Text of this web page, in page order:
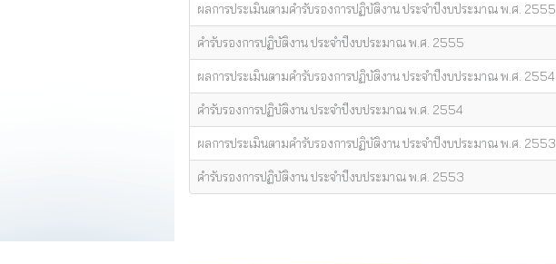
ผลการประเมินตามคำรับรองการปฏิบัติงาน ประจำปีงบประมาณ พ.ศ. 2555
คำรับรองการปฏิบัติงาน ประจำปีงบประมาณ พ.ศ. 2555
ผลการประเมินตามคำรับรองการปฏิบัติงาน ประจำปีงบประมาณ พ.ศ. 2554
คำรับรองการปฏิบัติงาน ประจำปีงบประมาณ พ.ศ. 2554
ผลการประเมินตามคำรับรองการปฏิบัติงาน ประจำปีงบประมาณ พ.ศ. 2553
คำรับรองการปฏิบัติงาน ประจำปีงบประมาณ พ.ศ. 2553